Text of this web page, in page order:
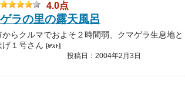
4.0点
ラの里の露天風呂
げ１号さん
投稿日：2004年2月3日